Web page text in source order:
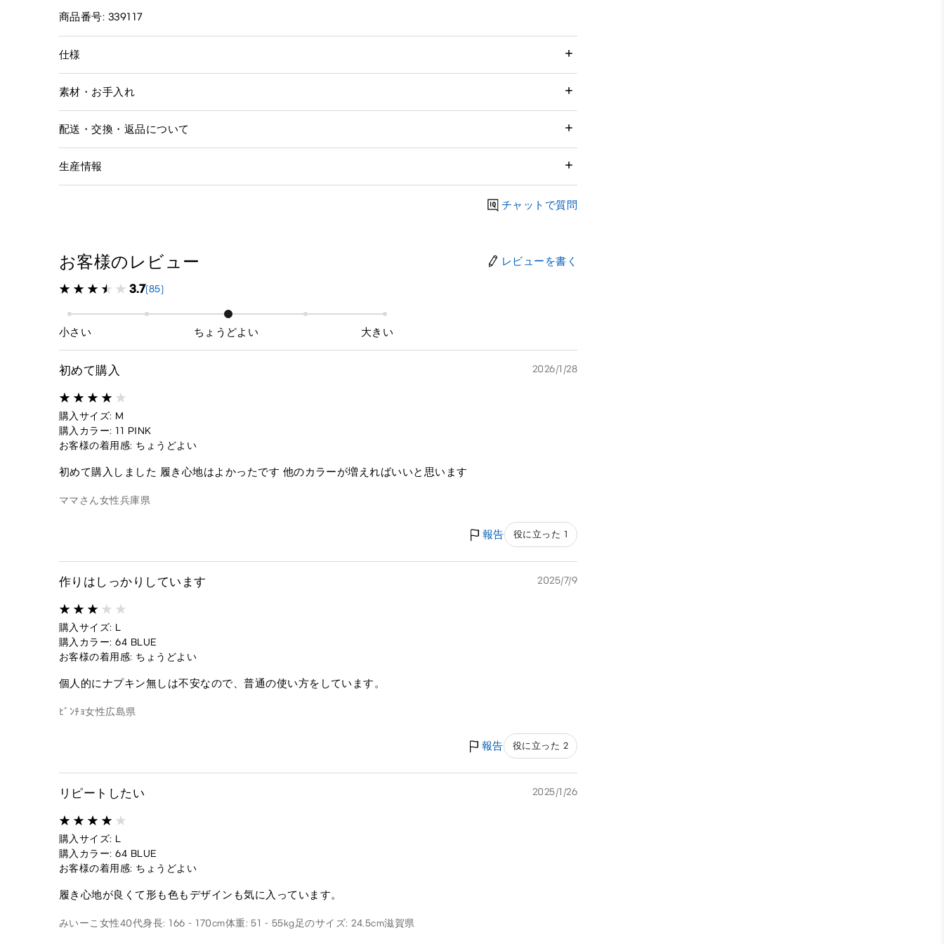
商品番号: 339117
仕様
素材・お手入れ
配送・交換・返品について
生産情報
チャットで質問
お客様のレビュー レビューを書く
3.7(85)
小さい ちょうどよい 大きい
初めて購入 2026/1/28
購入サイズ: M
購入カラー: 11 PINK
お客様の着用感: ちょうどよい
初めて購入しました 履き心地はよかったです 他のカラーが増えればいいと思います
ママさん女性兵庫県
報告 役に立った 1
作りはしっかりしています 2025/7/9
購入サイズ: L
購入カラー: 64 BLUE
お客様の着用感: ちょうどよい
個人的にナプキン無しは不安なので、普通の使い方をしています。
ﾋﾞﾝﾁｮ女性広島県
報告 役に立った 2
リピートしたい 2025/1/26
購入サイズ: L
購入カラー: 64 BLUE
お客様の着用感: ちょうどよい
履き心地が良くて形も色もデザインも気に入っています。
みいーこ 女性40代身長: 166 - 170cm体重: 51 - 55kg足のサイズ: 24.5cm滋賀県